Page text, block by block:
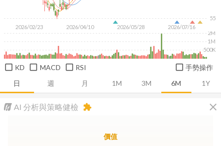
日 週 月 1M 3M 6M 1Y
2026/02/23 2026/04/10 2026/05/28 2026/07/16
55
500K
1M
2M
KD MACD RSI 手勢操作
AI 分析與策略健檢 close
extension
價值